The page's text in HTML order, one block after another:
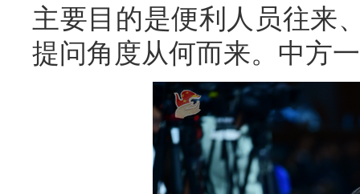
主要目的是便利人员往来
提问角度从何而来。中方